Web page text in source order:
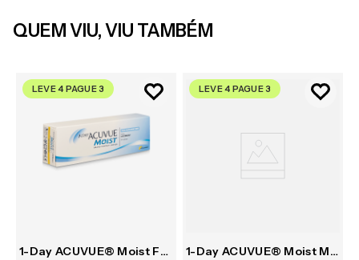
QUEM VIU, VIU TAMBÉM
LEVE 4 PAGUE 3
1-Day ACUVUE® Moist For Astigmatism 30
LEVE 4 PAGUE 3
1-Day ACUVUE® Moist Multifocal 30